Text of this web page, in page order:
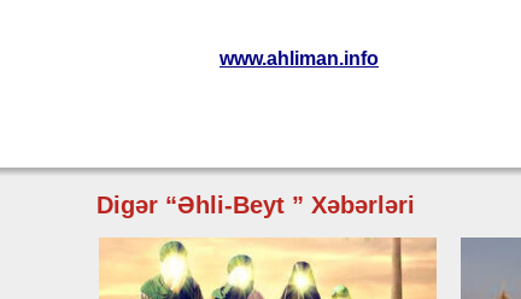
www.ahliman.info
Digər “Əhli-Beyt ” Xəbərləri